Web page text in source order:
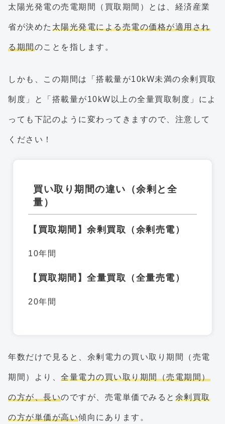
太陽光発電の売電期間（買取期間）とは、経済産業
省が決めた 太陽光発電による売電の価格が適用され
る期間のことを指します。
しかも、この期間は「搭載量が10kW未満の余剰買取
制度」と「搭載量が10kW以上の全量買取制度」によ
っても下記のように変わってきますので、注意して
ください！
買い取り期間の違い（余剰と全
量）
【買取期間】余剰買取（余剰売電）
10年間
【買取期間】全量買取（全量売電）
20年間
年数だけで見ると、余剰電力の買い取り期間（売電
期間）より、 全量電力の買い取り期間（売電期間）
の方が、長いのですが、売電単価でみると 余剰買取
の方が単価が高い傾向にあります。